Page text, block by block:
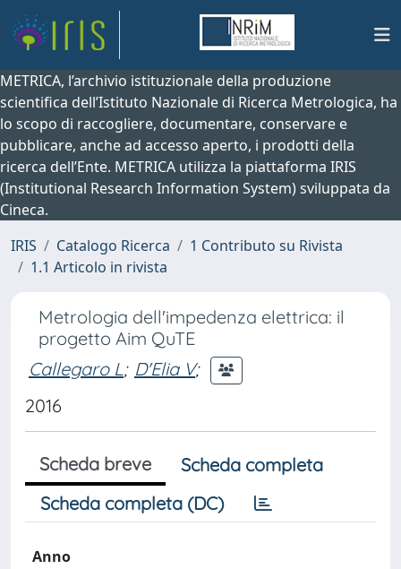
METRICA, l’archivio istituzionale della produzione
scientifica dell’Istituto Nazionale di Ricerca Metrologica, ha
lo scopo di raccogliere, documentare, conservare e
pubblicare, anche ad accesso aperto, i prodotti della
ricerca dell’Ente. METRICA utilizza la piattaforma IRIS
(Institutional Research Information System) sviluppata da
Cineca.
IRIS
Catalogo Ricerca
1 Contributo su Rivista
1.1 Articolo in rivista
Metrologia dell'impedenza elettrica: il
progetto Aim QuTE
Callegaro L; D'Elia V;
2016
Scheda breve
Scheda completa
Scheda completa (DC)
Anno